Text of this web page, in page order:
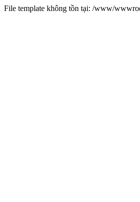
File template không tồn tại: /www/